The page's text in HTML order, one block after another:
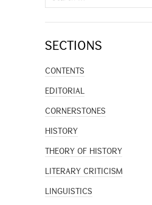
for:
SECTIONS
CONTENTS
EDITORIAL
CORNERSTONES
HISTORY
THEORY OF HISTORY
LITERARY CRITICISM
LINGUISTICS